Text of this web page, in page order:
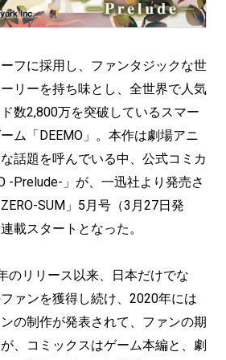
フに採用し、ファンタジックな世
リーを持ち味とし、全世界で人気
数2,800万を突破しているスマー
ム「DEEMO」。本作は劇場アニ
話題を呼んでいる中、公式コミカ
-Prelude-」が、一迅社より発売さ
SUM」5月号（3月27日発
載スタートとなった。
のリリース以来、日本だけでな
ァンを獲得し続け、2020年には
の制作が発表されて、ファンの期
、コミックスはゲーム本編と、劇